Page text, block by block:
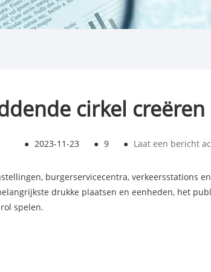
cirkel
● 2023-11-23 ● 9 ● Laat een bericht
burgerservicecentra, verkeersstations
drukke plaatsen en eenheden, het
spelen.